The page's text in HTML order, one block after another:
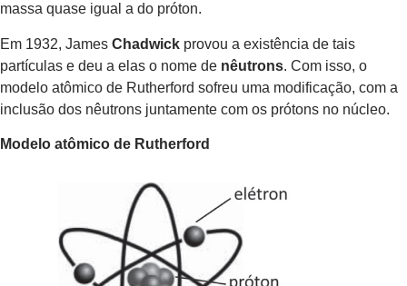
massa quase igual a do próton.
Em 1932, James Chadwick provou a existência de tais
partículas e deu a elas o nome de nêutrons. Com isso, o
modelo atômico de Rutherford sofreu uma modificação, com a
inclusão dos nêutrons juntamente com os prótons no núcleo.
Modelo atômico de Rutherford